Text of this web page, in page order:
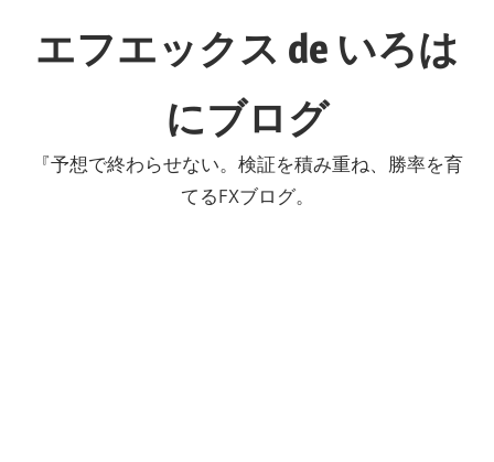
エフエックス de いろは
にブログ
『予想で終わらせない。検証を積み重ね、勝率を育
てるFXブログ。